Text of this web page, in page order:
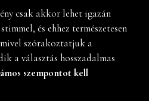
csak akkor lehet igazán
és ehhez természetesen
szórakoztatjuk a
a választás hosszadalmas
szempontot kell